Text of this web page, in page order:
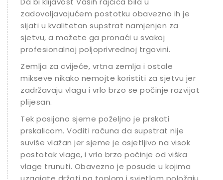
zadovoljavajućem postotku obavezno ih je
sijati u kvalitetan supstrat namjenjen za
sjetvu, a možete ga pronaći u svakoj
profesionalnoj poljoprivrednoj trgovini.
Zemlja za cvijeće, vrtna zemlja i ostale
mikseve nikako nemojte koristiti za sjetvu jer
zadržavaju vlagu i vrlo brzo se počinje razvijati
plijesan.
Tek posijano sjeme poželjno je prskati
prskalicom. Voditi računa da supstrat nije
suviše vlažan jer sjeme je osjetljivo na visok
postotak vlage, i vrlo brzo počinje od viška
vlage trunuti. Obavezno je posude u kojima